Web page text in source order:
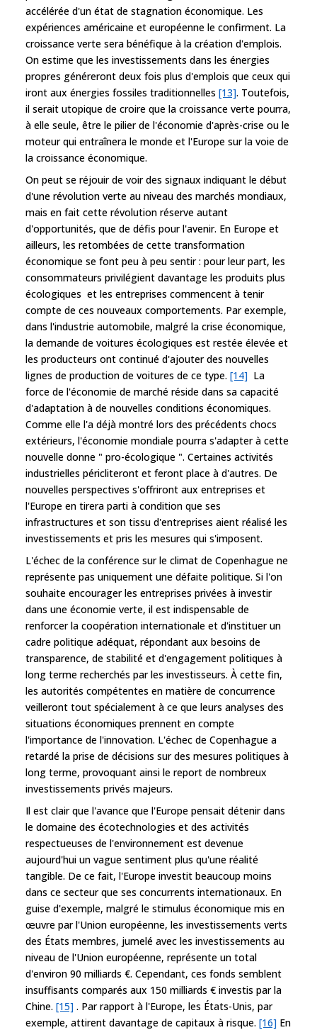
accélérée d'un état de stagnation économique. Les
expériences américaine et européenne le confirment. La
croissance verte sera bénéfique à la création d'emplois.
On estime que les investissements dans les énergies
propres généreront deux fois plus d'emplois que ceux qui
iront aux énergies fossiles traditionnelles [13]. Toutefois,
il serait utopique de croire que la croissance verte pourra,
à elle seule, être le pilier de l'économie d'après-crise ou le
moteur qui entraînera le monde et l'Europe sur la voie de
la croissance économique.
On peut se réjouir de voir des signaux indiquant le début
d'une révolution verte au niveau des marchés mondiaux,
mais en fait cette révolution réserve autant
d'opportunités, que de défis pour l'avenir. En Europe et
ailleurs, les retombées de cette transformation
économique se font peu à peu sentir : pour leur part, les
consommateurs privilégient davantage les produits plus
écologiques et les entreprises commencent à tenir
compte de ces nouveaux comportements. Par exemple,
dans l'industrie automobile, malgré la crise économique,
la demande de voitures écologiques est restée élevée et
les producteurs ont continué d'ajouter des nouvelles
lignes de production de voitures de ce type. [14] La
force de l'économie de marché réside dans sa capacité
d'adaptation à de nouvelles conditions économiques.
Comme elle l'a déjà montré lors des précédents chocs
extérieurs, l'économie mondiale pourra s'adapter à cette
nouvelle donne " pro-écologique ". Certaines activités
industrielles péricliteront et feront place à d'autres. De
nouvelles perspectives s'offriront aux entreprises et
l'Europe en tirera parti à condition que ses
infrastructures et son tissu d'entreprises aient réalisé les
investissements et pris les mesures qui s'imposent.
L'échec de la conférence sur le climat de Copenhague ne
représente pas uniquement une défaite politique. Si l'on
souhaite encourager les entreprises privées à investir
dans une économie verte, il est indispensable de
renforcer la coopération internationale et d'instituer un
cadre politique adéquat, répondant aux besoins de
transparence, de stabilité et d'engagement politiques à
long terme recherchés par les investisseurs. À cette fin,
les autorités compétentes en matière de concurrence
veilleront tout spécialement à ce que leurs analyses des
situations économiques prennent en compte
l'importance de l'innovation. L'échec de Copenhague a
retardé la prise de décisions sur des mesures politiques à
long terme, provoquant ainsi le report de nombreux
investissements privés majeurs.
Il est clair que l'avance que l'Europe pensait détenir dans
le domaine des écotechnologies et des activités
respectueuses de l'environnement est devenue
aujourd'hui un vague sentiment plus qu'une réalité
tangible. De ce fait, l'Europe investit beaucoup moins
dans ce secteur que ses concurrents internationaux. En
guise d'exemple, malgré le stimulus économique mis en
œuvre par l'Union européenne, les investissements verts
des États membres, jumelé avec les investissements au
niveau de l'Union européenne, représente un total
d'environ 90 milliards €. Cependant, ces fonds semblent
insuffisants comparés aux 150 milliards € investis par la
Chine. [15] . Par rapport à l'Europe, les États-Unis, par
exemple, attirent davantage de capitaux à risque. [16] En